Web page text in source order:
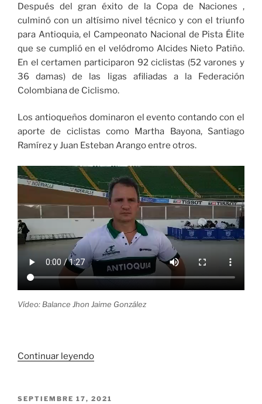
Después del gran éxito de la Copa de Naciones ,
culminó con un altísimo nivel técnico y con el triunfo
para Antioquia, el Campeonato Nacional de Pista Élite
que se cumplió en el velódromo Alcides Nieto Patiño.
En el certamen participaron 92 ciclistas (52 varones y
36 damas) de las ligas afiliadas a la Federación
Colombiana de Ciclismo.
Los antioqueños dominaron el evento contando con el
aporte de ciclistas como Martha Bayona, Santiago
Ramírez y Juan Esteban Arango entre otros.
Vídeo: Balance Jhon Jaime González
Continuar leyendo«Antioquia
Campeonato
PUBLICADO
SEPTIEMBRE 17, 2021